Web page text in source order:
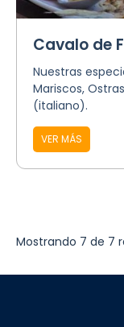
Cavalo de
Nuestras
Mariscos,
(italiano).
VER MÁS
Mostrando 7 de 7